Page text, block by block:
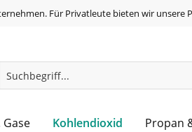
Für Privatleute bieten wir unsere
Gase Kohlendioxid Propan